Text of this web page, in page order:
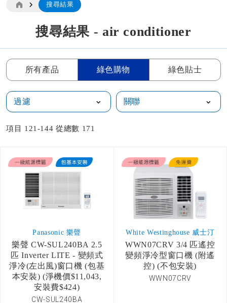
搜尋結果
搜尋結果 - air conditioner
所有產品 綠色購物 綠色貼士
過濾
項目 121-144 從總數 171
Panasonic 樂聲
樂聲 CW-SUL240BA 2.5
匹 Inverter LITE - 變頻式
淨冷(左出風)窗口機 (包基
本安裝) (淨機價$11,043,
安裝費$424)
CW-SUL240BA
White Westinghouse 威士汀
WWN07CRV 3/4 匹遙控
變頻淨冷型窗口機 (附遙
控) (不包安裝)
WWN07CRV